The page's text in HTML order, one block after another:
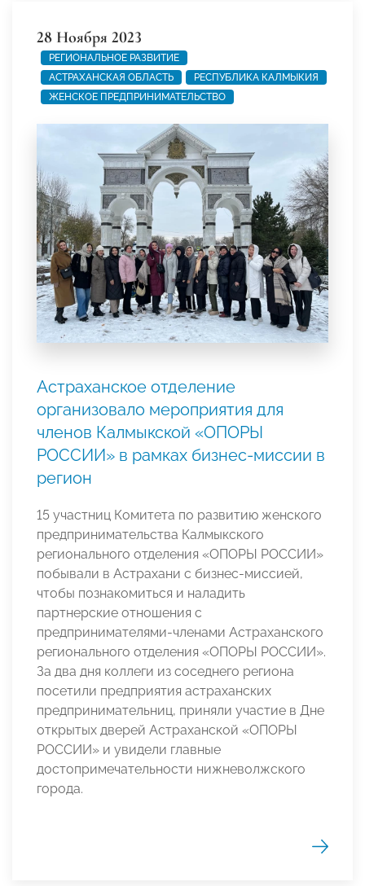
28 Ноября 2023
РЕГИОНАЛЬНОЕ РАЗВИТИЕ
АСТРАХАНСКАЯ ОБЛАСТЬ
РЕСПУБЛИКА КАЛМЫКИЯ
ЖЕНСКОЕ ПРЕДПРИНИМАТЕЛЬСТВО
Астраханское отделение
организовало мероприятия для
членов Калмыкской «ОПОРЫ
РОССИИ» в рамках бизнес-миссии в
регион
15 участниц Комитета по развитию женского
предпринимательства Калмыкского
регионального отделения «ОПОРЫ РОССИИ»
побывали в Астрахани с бизнес-миссией,
чтобы познакомиться и наладить
партнерские отношения с
предпринимателями-членами Астраханского
регионального отделения «ОПОРЫ РОССИИ».
За два дня коллеги из соседнего региона
посетили предприятия астраханских
предпринимательниц, приняли участие в Дне
открытых дверей Астраханской «ОПОРЫ
РОССИИ» и увидели главные
достопримечательности нижневолжского
города.